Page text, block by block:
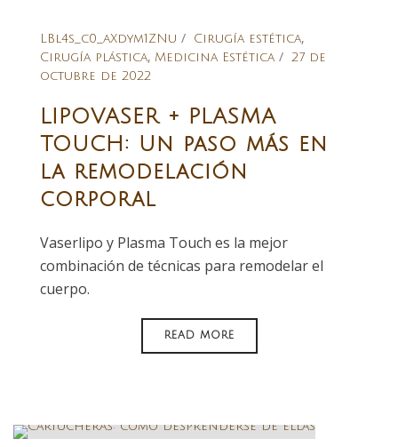
LBl4s_c0_aXdym1ZNu Cirugía estética,
Cirugía plástica, Medicina Estética
27 de
octubre de 2022
LIPOVASER + PLASMA
TOUCH: Un paso más en
la remodelación
corporal
Vaserlipo y Plasma Touch es la mejor
combinación de técnicas para remodelar el
cuerpo.
READ MORE